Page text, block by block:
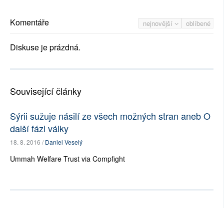
nejnovější oblíbené
Komentáře
Diskuse je prázdná.
Související články
Sýrii sužuje násilí ze všech možných stran aneb O
další fázi války
18. 8. 2016 /Daniel Veselý
Ummah Welfare Trust via Compfight